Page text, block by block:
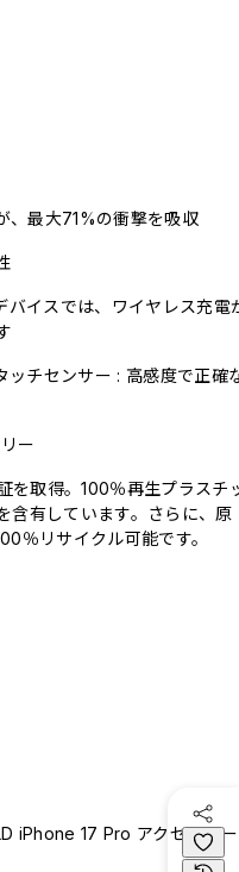
、最大71%の衝撃を吸収
イスでは、ワイヤレス充電
ッチセンサー : 高感度で正確
ー
を取得。100％再生プラスチ
含有しています。さらに、原
％リサイクル可能です。
iPhone 17 Pro アクセサリー